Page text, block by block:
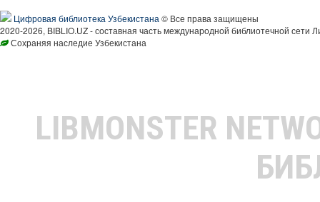
Цифровая библиотека Узбекистана © Все права защищены
2020-2026, BIBLIO.UZ - составная часть международной библиотечной сети
Сохраняя наследие Узбекистана
LIBMONSTER